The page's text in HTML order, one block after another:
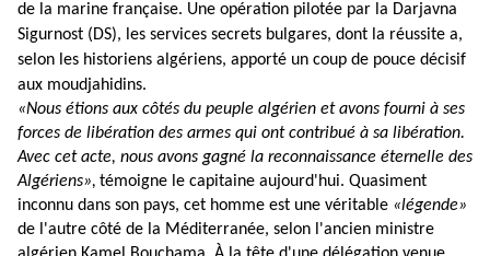
de la marine française. Une opération pilotée par la Darjavna
Sigurnost (DS), les services secrets bulgares, dont la réussite a,
selon les historiens algériens, apporté un coup de pouce décisif
aux moudjahidins.
«Nous étions aux côtés du peuple algérien et avons fourni à ses
forces de libération des armes qui ont contribué à sa libération.
Avec cet acte, nous avons gagné la reconnaissance éternelle des
Algériens», témoigne le capitaine aujourd'hui. Quasiment
inconnu dans son pays, cet homme est une véritable «légende»
de l'autre côté de la Méditerranée, selon l'ancien ministre